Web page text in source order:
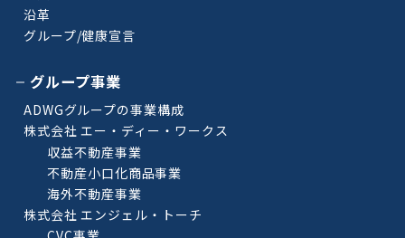
沿革
グループ/健康宣言
グループ事業
ADWGグループの事業構成
株式会社 エー・ディー・ワークス
収益不動産事業
不動産小口化商品事業
海外不動産事業
株式会社 エンジェル・トーチ